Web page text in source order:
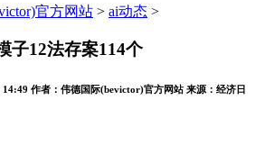
官方网站 > ai动态 >
子12法存案114个
14:49 作者： 伟德国际(bevictor)官方网站 来源： 经济日